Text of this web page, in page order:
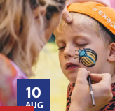
10
AUG